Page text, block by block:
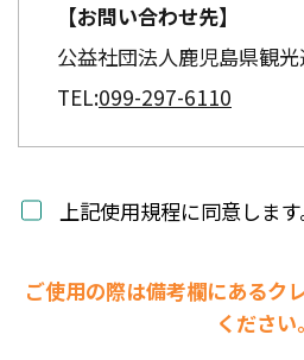
【お問い合わせ先】
公益社団法人鹿児島県観
TEL:099-297-6110
上記使用規程に同意します
ご使用の際は備考欄にあるク
ください。